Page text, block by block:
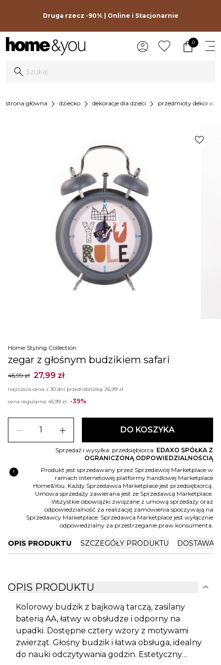
Druga rzecz -90% | Online i Stacjonarnie
0
strona główna chevron_right dziecko chevron_right dekoracje dla dzieci chevron_right przedmioty
Home Styling Collection
zegar z głośnym budzikiem safari
45,99 zł 27,99 zł
najniższa cena z 30 dni przed obniżką: 26,99 zł
cena regularna: 45,99 zł -39%
remove add DO KOSZYKA
Sprzedaż i wysyłka: przedsiębiorca: EDAXO SPÓŁKA Z
OGRANICZONĄ ODPOWIEDZIALNOŚCIĄ
error
Produkt jest sprzedawany przez Sprzedawcę Marketplace w
ramach internetowej platformy handlowej Marketplace
Home&You. Każdy Sprzedawca Marketplace jest przedsiębiorcą.
Umowa sprzedaży zawierana jest ze Sprzedawcą Marketplace.
Wszystkie obowiązki związane z umową sprzedaży oraz
odpowiedzialność za realizację zamówienia spoczywają na
Sprzedawcy Marketplace. Sprzedawca Marketplace jest wyłącznie
odpowiedzialny za przestrzeganie praw konsumenta.
favorite
OPIS PRODUKTU SZCZEGÓŁY PRODUKTU DOSTAWA
OPIS PRODUKTU expand_more
Kolorowy budzik z bajkową tarczą, zasilany
baterią AA, łatwy w obsłudze i odporny na
upadki. Dostępne cztery wzory z motywami
zwierząt. Głośny budzik i łatwa obsługa, idealny
do nauki odczytywania godzin. Estetyczny